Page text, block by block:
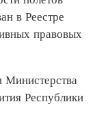
в Реестре
правовых
Республики